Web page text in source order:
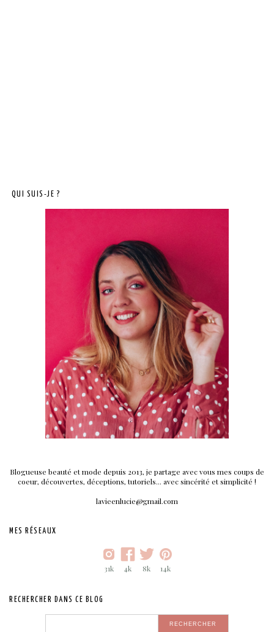
QUI SUIS-JE ?
Blogueuse beauté et mode depuis 2013, je partage avec vous mes coups de
coeur, découvertes, déceptions, tutoriels... avec sincérité et simplicité !
lavieenlucie@gmail.com
MES RÉSEAUX
31k 4k 8k 14k
RECHERCHER DANS CE BLOG